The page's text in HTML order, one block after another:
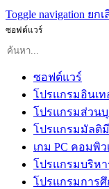
Toggle navigation ยกเ
ซอฟต์แวร์
ซอฟต์แวร์
โปรแกรมอินเท
โปรแกรมส่วน
โปรแกรมมัลติมี
เกม PC คอมพิว
โปรแกรมบริหา
โปรแกรมการ